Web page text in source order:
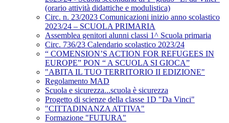
(orario attività didattiche e modulistica)
Circ. n. 23/2023 Comunicazioni inizio anno scolastico
2023/24 – SCUOLA PRIMARIA
Assemblea genitori alunni classi 1^ Scuola primaria
Circ. 736/23 Calendario scolastico 2023/24
“ COMENSION’S ACTION FOR REFUGEES IN
EUROPE” PON “ A SCUOLA SI GIOCA”
"ABITA IL TUO TERRITORIO II EDIZIONE"
Regolamento MAD
Scuola e sicurezza...scuola è sicurezza
Progetto di scienze della classe 1D "Da Vinci"
"CITTADINANZA ATTIVA"
Formazione "FUTURA"